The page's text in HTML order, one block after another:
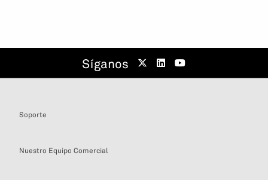
Síganos
Soporte
Nuestro Equipo Comercial